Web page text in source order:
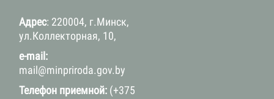
Адрес: 220004, г.Минск,
ул.Коллекторная, 10,
e-mail:
mail@minpriroda.gov.by
Телефон приемной: (+375